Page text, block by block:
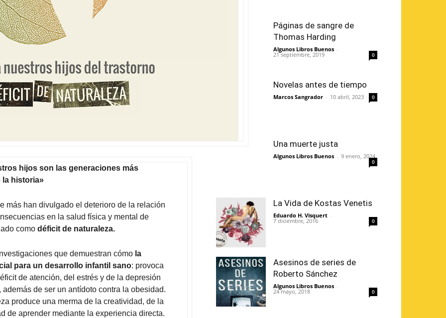
hijos son las generaciones más
la historia»
más han divulgado el deterioro de la relación
en la salud física y mental de
como déficit de naturaleza.
que demuestran cómo la
para un desarrollo infantil sano: provoca
de atención, del estrés y de la depresión
de ser un antídoto contra la obesidad.
produce una merma de la creatividad, de la
de aprender mediante la experiencia directa.
Páginas de sangre de
Thomas Harding
Algunos Libros Buenos -
21 septiembre, 2019 0
Novelas antes de tiempo
Marcos Sangrador - 10 abril, 2023 0
Una muerte justa
Algunos Libros Buenos - 9 enero, 2024
0
La Vida de Kostas Venetis
Eduardo H. Visquert -
7 diciembre, 2016 0
Asesinos de series de
Roberto Sánchez
Algunos Libros Buenos -
24 mayo, 2018 0